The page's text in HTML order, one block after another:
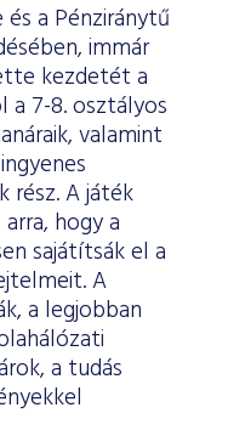
a Pénziránytű
immár
kezdetét a
a 7-8. osztályos
valamint
rész. A játék
hogy a
sajátítsák el a
A
a legjobban
a tudás